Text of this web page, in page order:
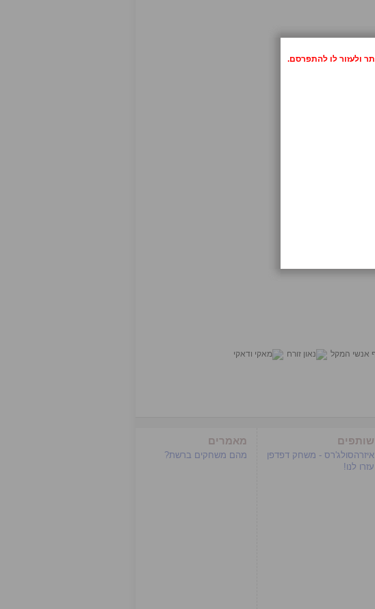
שותפים
איזרהסולג'רס - משחק דפדפן
עזרו לנו!
מאמרים
מהם משחקים ברשת?